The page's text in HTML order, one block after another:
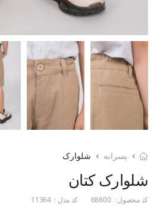
پسرانه شلوارک
شلوارک کتان
کد محصول : 68800 کد مدل : 11364